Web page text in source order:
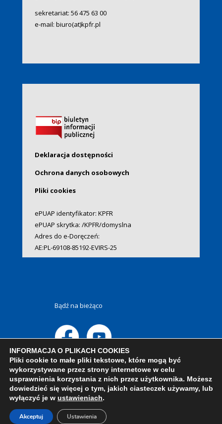
sekretariat: 56 475 63 00
e-mail: biuro(at)kpfr.pl
Deklaracja dostępności
Ochrona danych osobowych
Pliki cookies
ePUAP identyfikator: KPFR
ePUAP skrytka: /KPFR/domyslna
Adres do e-Doręczeń:
AE:PL-69108-85192-EVIRS-25
Bądź na bieżąco
INFORMACJA O PLIKACH COOKIES
Pliki cookie to małe pliki tekstowe, które mogą być
wykorzystywane przez strony internetowe w celu
usprawnienia korzystania z nich przez użytkownika. Możesz
dowiedzieć się więcej o tym, jakich ciasteczek używamy, lub
wyłączyć je w ustawieniach.
Akceptuj Ustawienia